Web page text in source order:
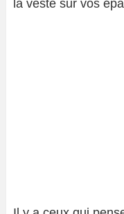
la veste sur vos